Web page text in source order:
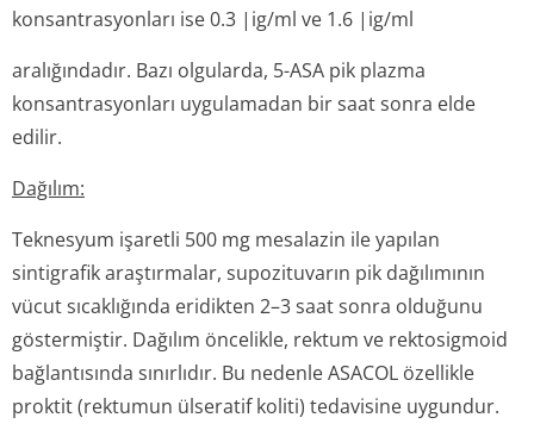
konsantrasyonları ise 0.3 |ig/ml ve 1.6 |ig/ml
aralığındadır. Bazı olgularda, 5-ASA pik plazma
konsantrasyonları uygulamadan bir saat sonra elde
edilir.
Dağılım:
Teknesyum işaretli 500 mg mesalazin ile yapılan
sintigrafik araştırmalar, supozituvarın pik dağılımının
vücut sıcaklığında eridikten 2–3 saat sonra olduğunu
göstermiştir. Dağılım öncelikle, rektum ve rektosigmoid
bağlantısında sınırlıdır. Bu nedenle ASACOL özellikle
proktit (rektumun ülseratif koliti) tedavisine uygundur.